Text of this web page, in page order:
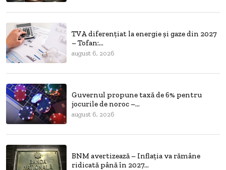
TVA diferențiat la energie și gaze din 2027
– Tofan:...
august 6, 2026
Guvernul propune taxă de 6% pentru
jocurile de noroc –...
august 6, 2026
BNM avertizează – Inflația va rămâne
ridicată până în 2027...